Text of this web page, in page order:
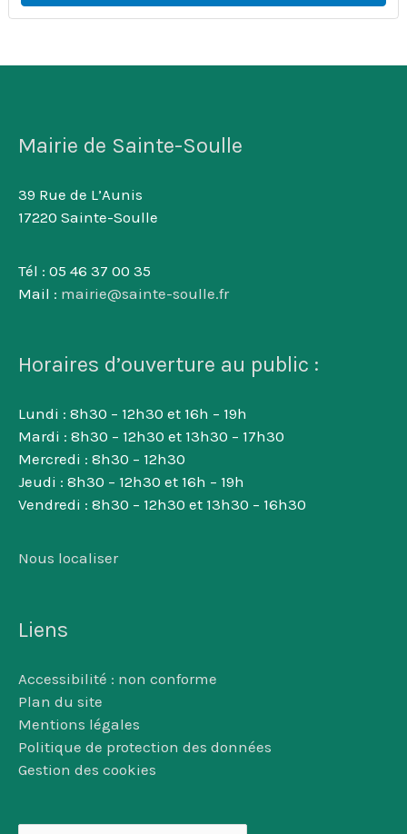
Mairie de Sainte-Soulle
39 Rue de L’Aunis
17220 Sainte-Soulle
Tél : 05 46 37 00 35
Mail : mairie@sainte-soulle.fr
Horaires d’ouverture au public :
Lundi : 8h30 – 12h30 et 16h – 19h
Mardi : 8h30 – 12h30 et 13h30 – 17h30
Mercredi : 8h30 – 12h30
Jeudi : 8h30 – 12h30 et 16h – 19h
Vendredi : 8h30 – 12h30 et 13h30 – 16h30
Nous localiser
Liens
Accessibilité : non conforme
Plan du site
Mentions légales
Politique de protection des données
Gestion des cookies